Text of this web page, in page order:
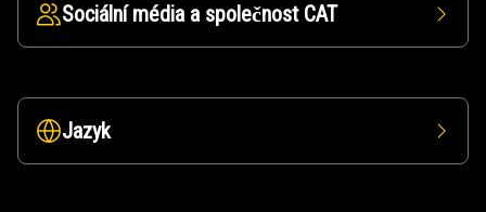
Sociální média a společnost CAT
Jazyk